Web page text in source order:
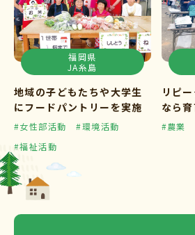
福岡県
JA糸島
地域の子どもたちや大学生
にフードパントリーを実施
#女性部活動
#環境活動
#福祉活動
リピ
なら
#農業